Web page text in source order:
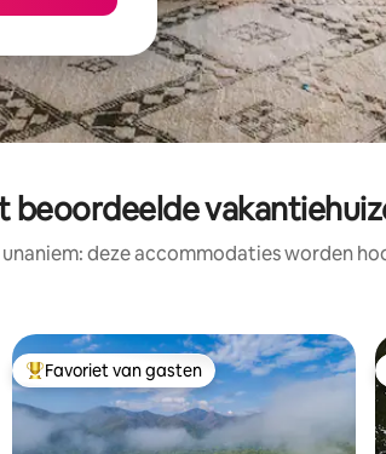
beoordeelde
deze accommodaties worden
Topfavoriet van gasten
Favoriet van gasten